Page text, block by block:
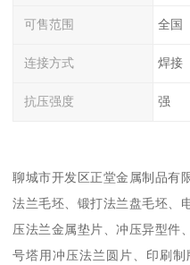
可售范围 全国
连接方式 焊接
抗压强度 强
聊城市开发区正堂金属制品有
法兰毛坯、锻打法兰盘毛坯、
压法兰金属垫片、冲压异型件
号塔用冲压法兰圆片、印刷